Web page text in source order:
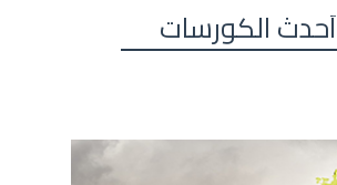
أحدث الكورسات